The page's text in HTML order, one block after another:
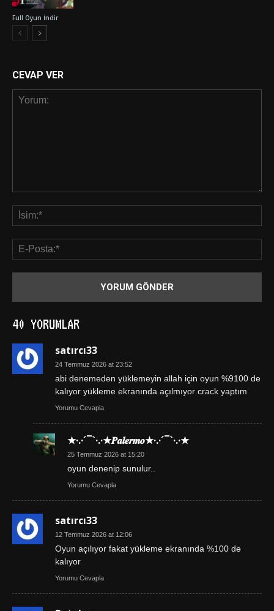
Full Oyun İndir
CEVAP VER
40 YORUMLAR
satırcı33
24 Temmuz 2026 at 23:52
abi denemeden yüklemeyin allah için oyun %9100 de
kalıyor yükleme ekranında açılmıyor crack yaptım
Yorumu Cevapla
★·.·´¯`·.·★𝑷𝒂𝒍𝒆𝒓𝒎𝒐★·.·´¯`·.·★
25 Temmuz 2026 at 15:20
oyun denenip sunulur..
Yorumu Cevapla
satırcı33
12 Temmuz 2026 at 12:06
Oyun açılıyor fakat yükleme ekranında %100 de
kalıyor
Yorumu Cevapla